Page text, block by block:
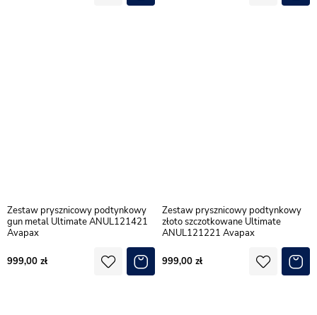
Zestaw prysznicowy podtynkowy
gun metal Ultimate ANUL121421
Avapax
999,00
Zestaw prysznicowy podtynkowy
złoto szczotkowane Ultimate
ANUL121221 Avapax
999,00